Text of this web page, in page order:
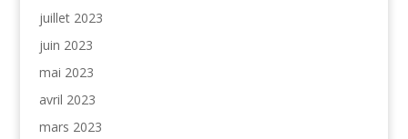
juillet 2023
juin 2023
mai 2023
avril 2023
mars 2023